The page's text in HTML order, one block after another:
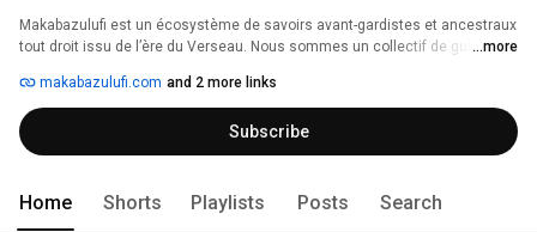
Makabazulufi est un écosystème de savoirs avant-gardistes et ancestraux
tout droit issu de l’ère du Verseau. Nous sommes un collectif de guides,
contenu innovant alliant l’intelligence universelle et l'élaboration de
nouvelles sciences.
...more
makabazulufi.com and 2 more links
Subscribe
Home Shorts Playlists Posts Search